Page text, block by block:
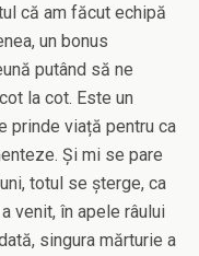
că am făcut echipă
un bonus
putând să ne
la cot. Este un
prinde viață pentru ca
Și mi se pare
totul se șterge, ca
venit, în apele râului
singura mărturie a